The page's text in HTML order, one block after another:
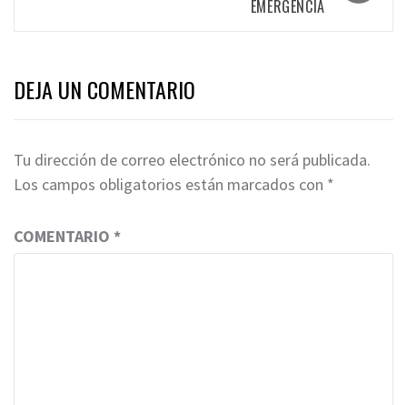
EMERGENCIA
DEJA UN COMENTARIO
Tu dirección de correo electrónico no será publicada.
Los campos obligatorios están marcados con *
COMENTARIO *